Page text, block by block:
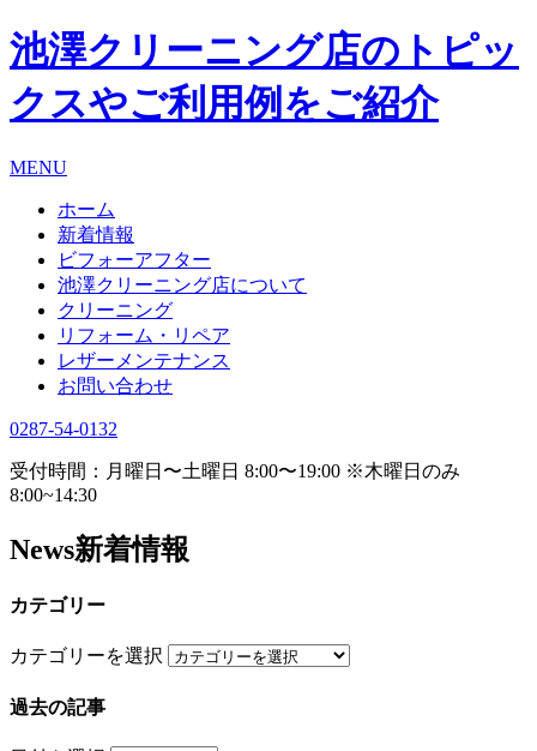
池澤クリーニング店のトピッ
クスやご利用例をご紹介
MENU
ホーム
新着情報
ビフォーアフター
池澤クリーニング店について
クリーニング
リフォーム・リペア
レザーメンテナンス
お問い合わせ
0287-54-0132
受付時間：月曜日〜土曜日 8:00〜19:00 ※木曜日のみ
8:00~14:30
News新着情報
カテゴリー
カテゴリーを選択
過去の記事